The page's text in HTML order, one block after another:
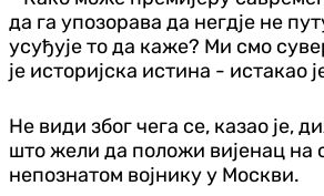
да га упозорава да негдје не
усуђује то да каже? Ми смо
је историјска истина - истакао
Не види због чега се, казао је,
што жели да положи вијенац на
непознатом војнику у Москви.